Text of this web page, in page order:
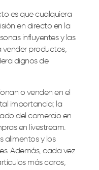
es que cualquiera
en directo en la
influyentes y las
vender productos,
dignos de
o venden en el
importancia; la
del comercio en
en livestream.
alimentos y los
Además, cada vez
más caros,